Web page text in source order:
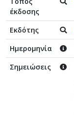
έκδοσης
Εκδότης
Ημερομηνία
Σημειώσεις